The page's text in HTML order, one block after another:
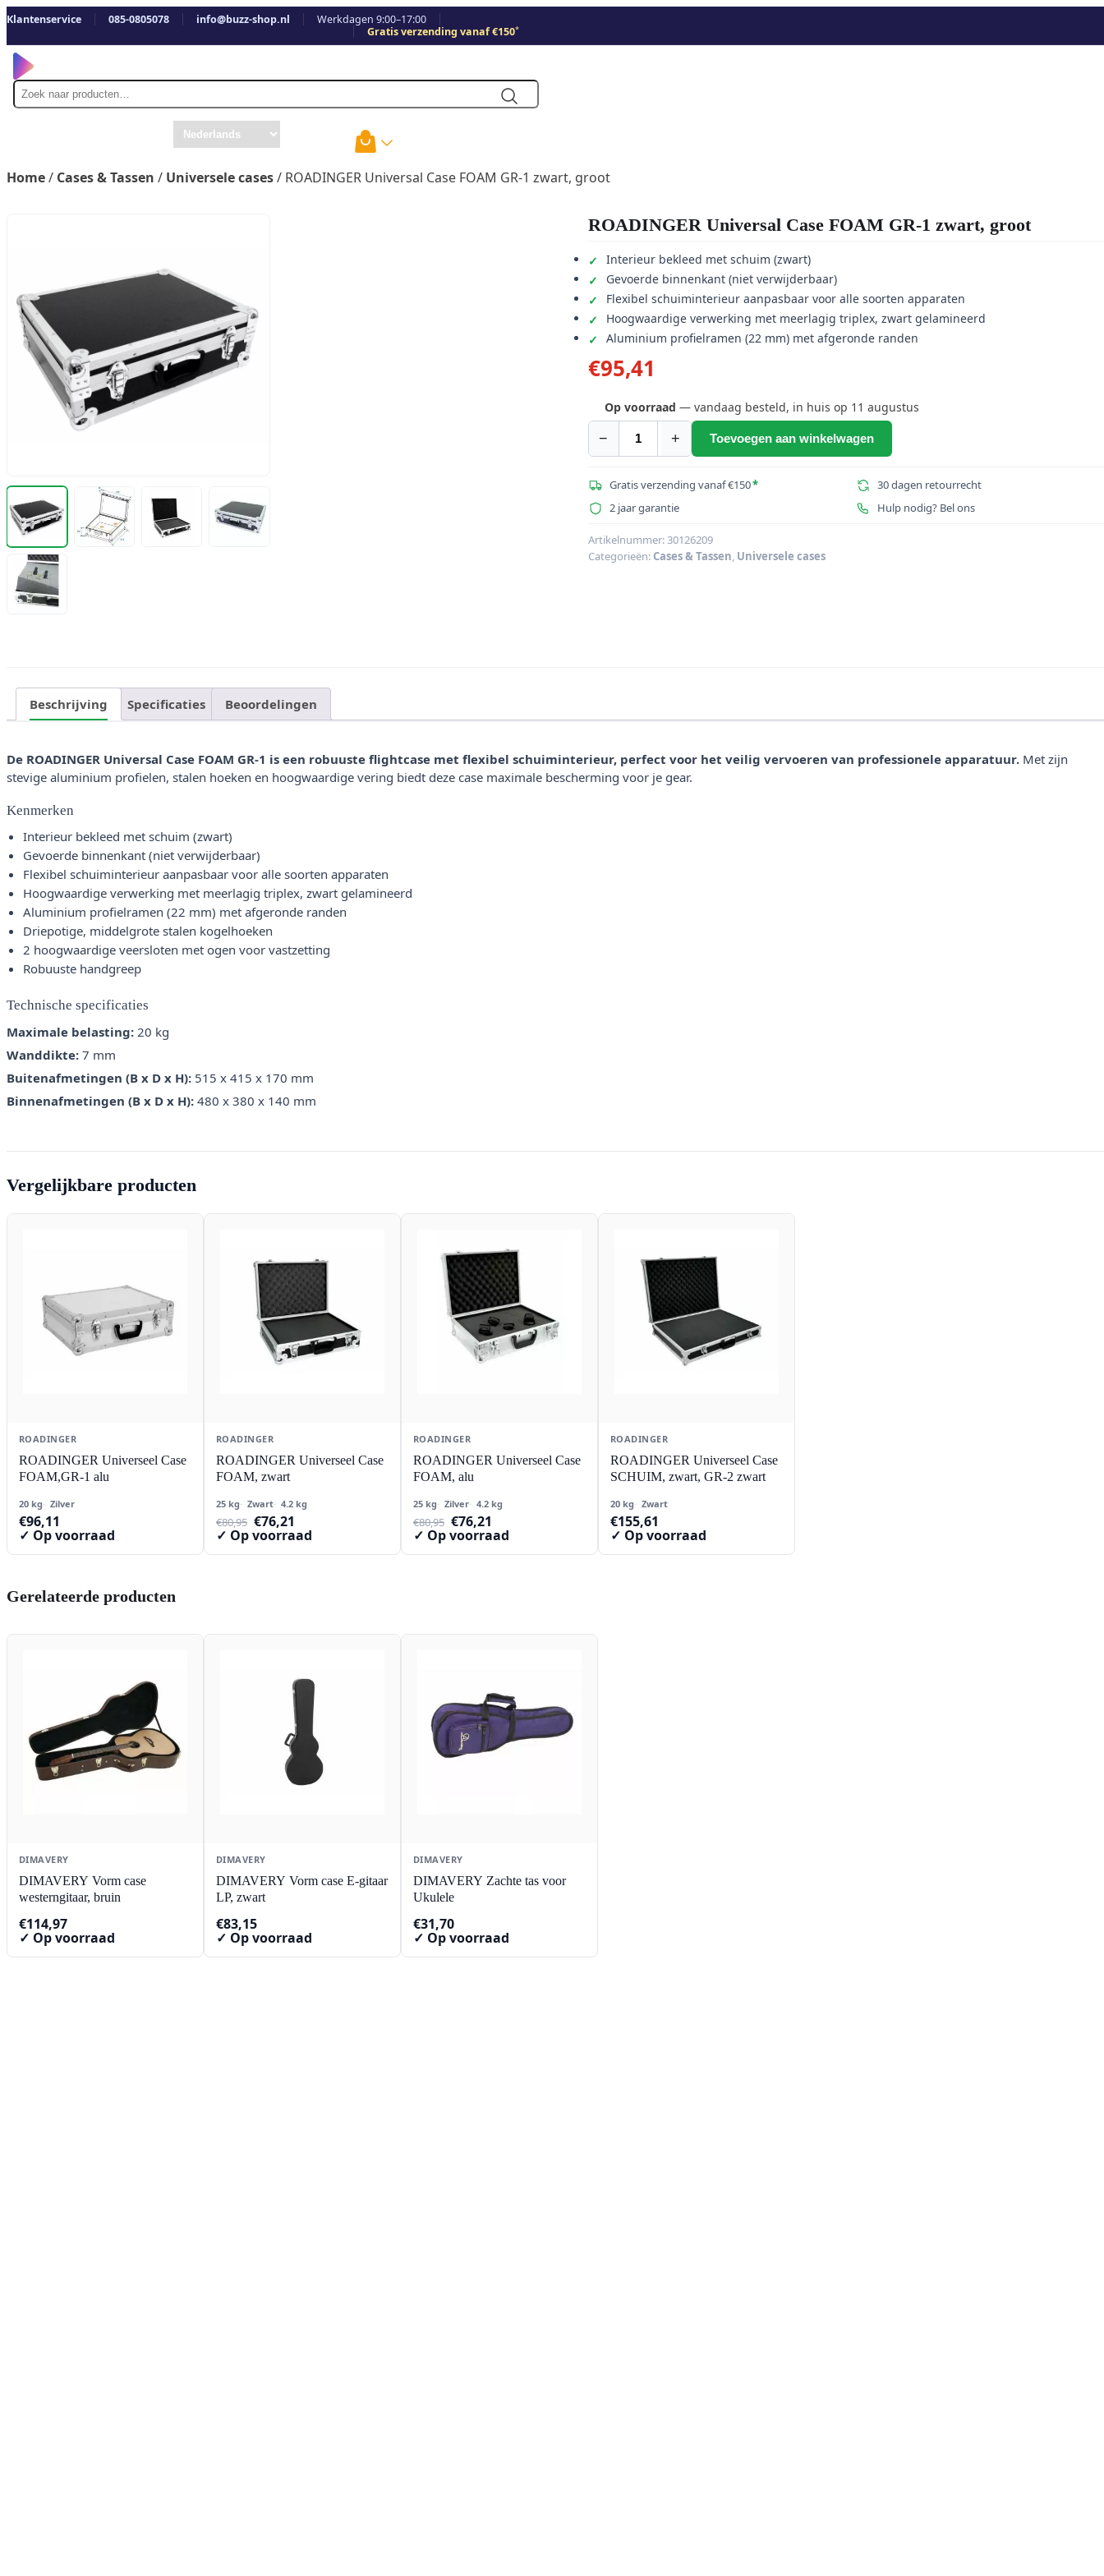
Klantenservice 085-0805078 info@buzz-shop.nl
Werkdagen 9:00–17:00
Gratis verzending vanaf €150*
Zoek
naar
Home/ Cases & Tassen / Universele cases/ ROADINGER Universal Case FOAM GR-1 zwart, groot
ROADINGER Universal Case FOAM GR-1 zwart, groot
Interieur bekleed met schuim (zwart)
Gevoerde binnenkant (niet verwijderbaar)
Flexibel schuiminterieur aanpasbaar voor alle soorten apparaten
Hoogwaardige verwerking met meerlagig triplex, zwart gelamineerd
Aluminium profielramen (22 mm) met afgeronde randen
€95,41
Op voorraad — vandaag besteld, in huis op 11 augustus
−
ROADINGER
Case
FOAM
1
zwart,
+ Toevoegen aan winkelwagen
Gratis verzending vanaf €150*
30 dagen retourrecht
2 jaar garantie
Hulp nodig? Bel ons
Artikelnummer: 30126209
Categorieën: Cases & Tassen Universele cases
Beschrijving Specificaties Beoordelingen
De ROADINGER Universal Case FOAM GR-1 is een robuuste flightcase met flexibel schuiminterieur, perfect voor het veilig vervoeren van professionele apparatuur. Met zijn
stevige aluminium profielen, stalen hoeken en hoogwaardige vering biedt deze case maximale bescherming voor je gear.
Kenmerken
Interieur bekleed met schuim (zwart)
Gevoerde binnenkant (niet verwijderbaar)
Flexibel schuiminterieur aanpasbaar voor alle soorten apparaten
Hoogwaardige verwerking met meerlagig triplex, zwart gelamineerd
Aluminium profielramen (22 mm) met afgeronde randen
Driepotige, middelgrote stalen kogelhoeken
2 hoogwaardige veersloten met ogen voor vastzetting
Robuuste handgreep
Technische specificaties
Maximale belasting: 20 kg
Wanddikte: 7 mm
Buitenafmetingen (B x D x H): 515 x 415 x 170 mm
Binnenafmetingen (B x D x H): 480 x 380 x 140 mm
Vergelijkbare producten
ROADINGER
ROADINGER Universeel Case
FOAM,GR-1 alu
20 kg Zilver
€96,11
✓ Op voorraad
ROADINGER
ROADINGER Universeel Case
FOAM, zwart
25 kg Zwart 4.2 kg
€80,95 Oorspronkelijke
prijs
€76,21
prijs
✓ Op voorraad
ROADINGER
ROADINGER Universeel Case
FOAM, alu
25 kg Zilver 4.2 kg
€80,95 Oorspronkelijke
prijs
€76,21
prijs
✓ Op voorraad
ROADINGER
ROADINGER Universeel Case
SCHUIM, zwart, GR-2 zwart
20 kg Zwart
€155,61
✓ Op voorraad
Gerelateerde producten
DIMAVERY
DIMAVERY Vorm case
westerngitaar, bruin
€114,97
✓ Op voorraad
DIMAVERY
DIMAVERY Vorm case E-gitaar
LP, zwart
€83,15
✓ Op voorraad
DIMAVERY
DIMAVERY Zachte tas voor
Ukulele
€31,70
✓ Op voorraad